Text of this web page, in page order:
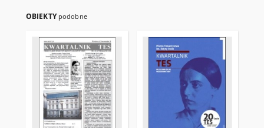
OBIEKTY podobne